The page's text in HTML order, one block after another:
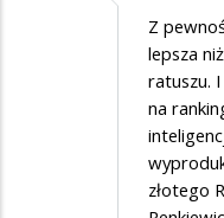
Z
lepsza
ratuszu. I
na
złotego